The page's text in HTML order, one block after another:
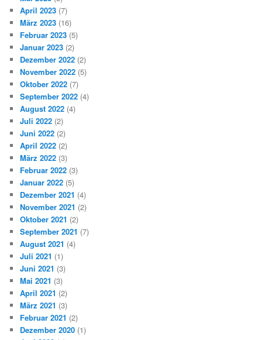
April 2023 (7)
März 2023 (16)
Februar 2023 (5)
Januar 2023 (2)
Dezember 2022 (2)
November 2022 (5)
Oktober 2022 (7)
September 2022 (4)
August 2022 (4)
Juli 2022 (2)
Juni 2022 (2)
April 2022 (2)
März 2022 (3)
Februar 2022 (3)
Januar 2022 (5)
Dezember 2021 (4)
November 2021 (2)
Oktober 2021 (2)
September 2021 (7)
August 2021 (4)
Juli 2021 (1)
Juni 2021 (3)
Mai 2021 (3)
April 2021 (2)
März 2021 (3)
Februar 2021 (2)
Dezember 2020 (1)